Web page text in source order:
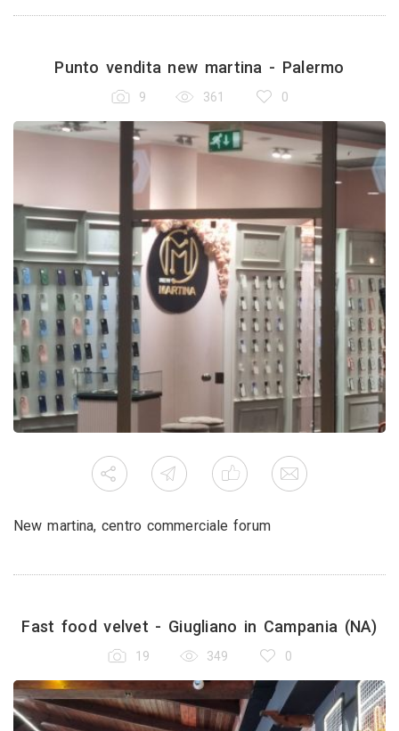
Punto vendita new martina - Palermo
9 361 0
New martina, centro commerciale forum
Fast food velvet - Giugliano in Campania (NA)
19 349 0